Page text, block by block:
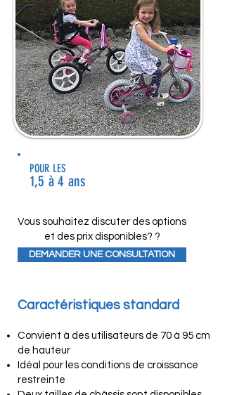
1,5 à 4 ans
POUR LES
Vous souhaitez discuter des options
et des prix disponibles? ?
DEMANDER UNE CONSULTATION
Caractéristiques standard
Convient à des utilisateurs de 70 à 95 cm
de hauteur
Idéal pour les conditions de croissance
restreinte